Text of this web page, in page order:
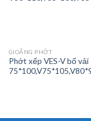
GIOĂNG PHỚT
Phớt xếp VES-V bố vải